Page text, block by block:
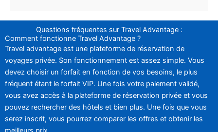
Questions fréquentes sur Travel Advantage :
Comment fonctionne Travel Advantage ?
Travel advantage est une plateforme de réservation de
voyages privée. Son fonctionnement est assez simple. Vous
devez choisir un forfait en fonction de vos besoins, le plus
fréquent étant le forfait VIP. Une fois votre paiement validé,
vous avez accès à la plateforme de réservation privée et vous
pouvez rechercher des hôtels et bien plus. Une fois que vous
serez inscrit, vous pourrez comparer les offres et obtenir les